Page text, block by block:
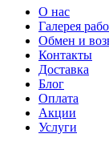
О нас
Галерея
Обмен и
Контакты
Доставка
Блог
Оплата
Акции
Услуги